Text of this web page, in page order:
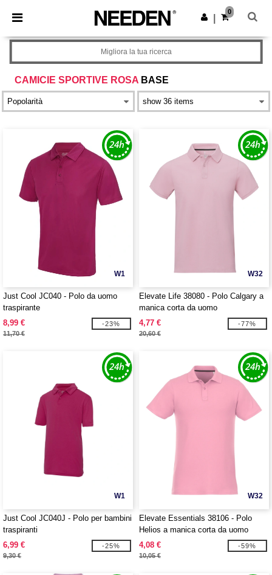
× App Needen
Prezzi migliori sull'app!
Scarica app
0
CAMICIE SPORTIVE ROSA BASE
Migliora la tua ricerca
W1
Just Cool JC040 - Polo da uomo
traspirante
8,99 €
11,70 €
-23%
W32
Elevate Life 38080 - Polo Calgary a
manica corta da uomo
4,77 €
20,60 €
-77%
W1
Just Cool JC040J - Polo per bambini
traspiranti
6,99 €
9,30 €
-25%
W32
Elevate Essentials 38106 - Polo
Helios a manica corta da uomo
4,08 €
10,05 €
-59%